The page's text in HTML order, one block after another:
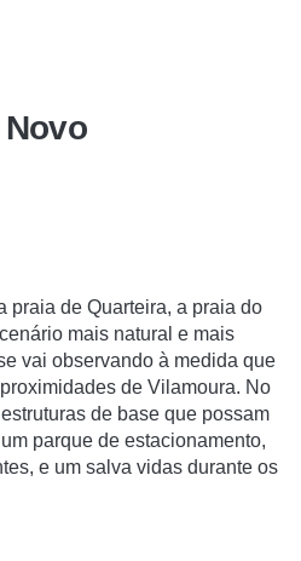
praia de Quarteira, a praia do
mais natural e mais
vai observando à medida que
de Vilamoura. No
de base que possam
parque de estacionamento,
e um salva vidas durante os